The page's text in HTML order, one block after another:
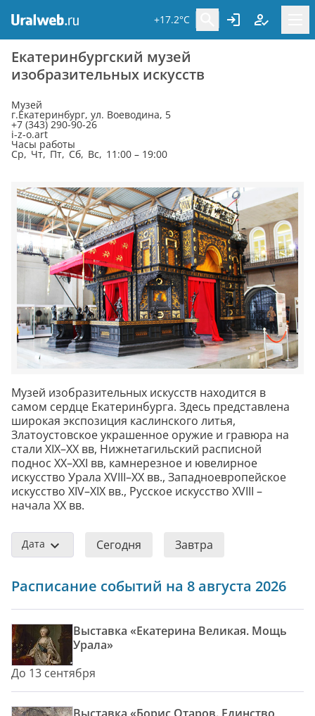
+17.2°C
Екатеринбургский музей
изобразительных искусств
Музей
г.Екатеринбург, ул. Воеводина, 5
+7 (343) 290-90-26
i-z-o.art
Часы работы
Ср, Чт, Пт, Сб, Вс, 11:00 – 19:00
Музей изобразительных искусств находится в
самом сердце Екатеринбурга. Здесь представлена
широкая экспозиция каслинского литья,
Златоустовское украшенное оружие и гравюра на
стали XIX–XX вв, Нижнетагильский расписной
поднос XX–XXI вв, камнерезное и ювелирное
искусство Урала XVIII–XX вв., Западноевропейское
искусство XIV–XIX вв., Русское искусство XVIII –
начала XX вв.
Дата Сегодня Завтра
Расписание событий на 8 августа 2026
Выставка «Екатерина Великая. Мощь
Урала»
До 13 сентября